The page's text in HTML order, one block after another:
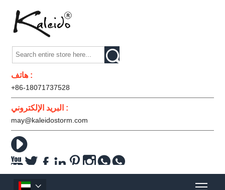

هاتف :
+86-18071737528
البريد الإلكتروني :
may@kaleidostorm.com

     
